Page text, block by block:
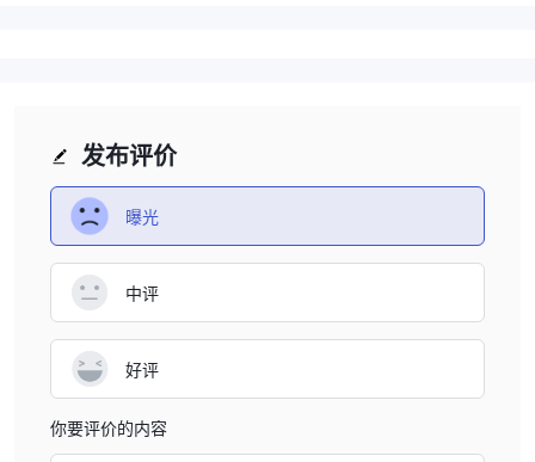
发布评价
曝光
中评
好评
你要评价的内容